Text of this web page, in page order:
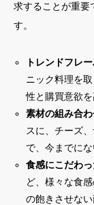
求することが重要
す。
トレンドフレ
ニック料理を
性と購買意欲を
素材の組み合
スに、チーズ
で、今までに
食感にこだわ
ど、様々な食
の飽きさせな